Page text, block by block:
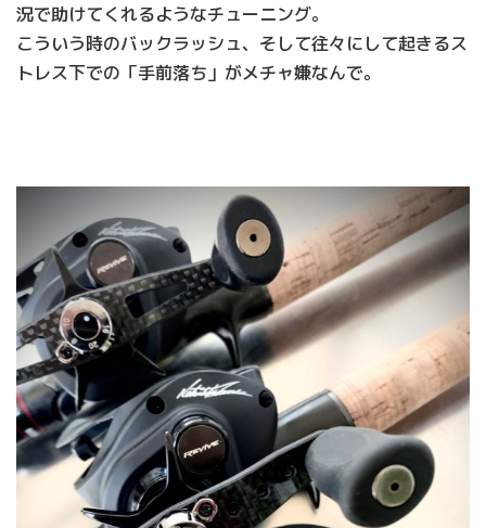
況で助けてくれるようなチューニング。
こういう時のバックラッシュ、そして往々にして起きるス
トレス下での「手前落ち」がメチャ嫌なんで。